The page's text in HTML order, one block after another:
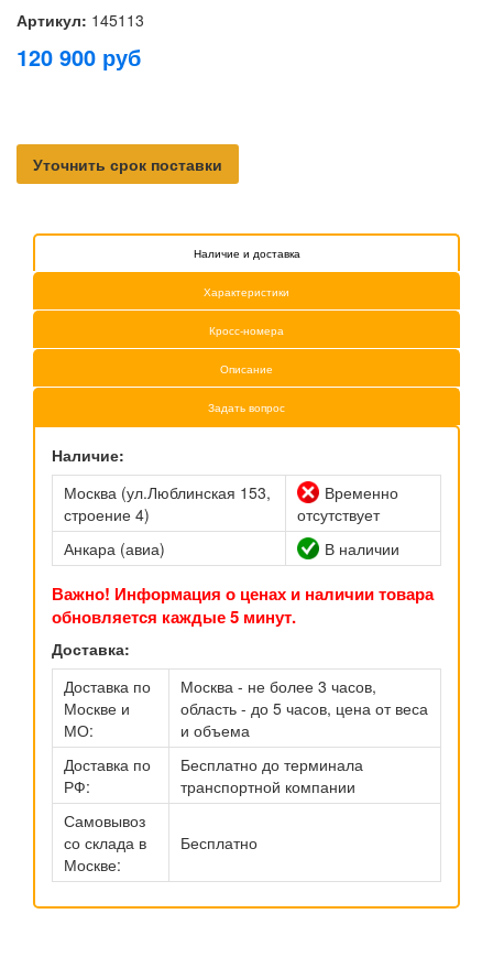
Артикул: 145113
120 900 руб
Уточнить срок поставки
Наличие и доставка
Характеристики
Кросс-номера
Описание
Задать вопрос
Наличие:
Москва (ул.Люблинская 153,
строение 4)
Временно
отсутствует
Анкара (авиа)
В наличии
Важно! Информация о ценах и наличии товара
обновляется каждые 5 минут.
Доставка:
Доставка по
Москве и
МО:
Москва - не более 3 часов,
область - до 5 часов, цена от веса
и объема
Доставка по
РФ:
Бесплатно до терминала
транспортной компании
Самовывоз
со склада в
Москве:
Бесплатно